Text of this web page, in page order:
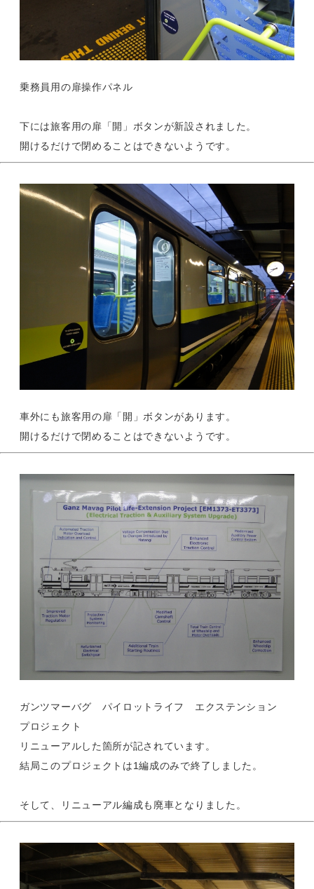
乗務員用の扉操作パネル
下には旅客用の扉「開」ボタンが新設されました。
開けるだけで閉めることはできないようです。
車外にも旅客用の扉「開」ボタンがあります。
開けるだけで閉めることはできないようです。
ガンツマーバグ パイロットライフ エクステンション
プロジェクト
リニューアルした箇所が記されています。
結局このプロジェクトは1編成のみで終了しました。
そして、リニューアル編成も廃車となりました。